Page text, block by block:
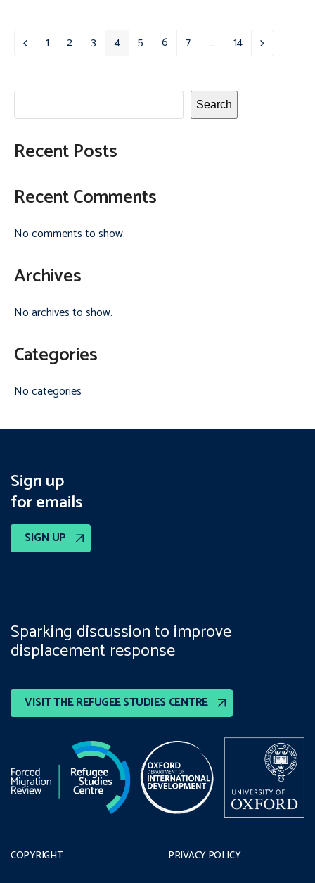
PreviousPage
1 Page
2 Page
3 Page
4 Page
5 Page
6 Page
7 … Page
14 Next
Search
Recent Posts
Recent Comments
No comments to show.
Archives
No archives to show.
Categories
No categories
Sign up
for emails
SIGN UP
VISIT THE REFUGEE STUDIES CENTRE
Sparking discussion to improve
displacement response
COPYRIGHT PRIVACY POLICY